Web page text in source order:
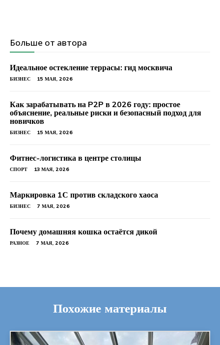
Больше от автора
Идеальное остекление террасы: гид москвича
БИЗНЕС 15 МАЯ, 2026
Как зарабатывать на P2P в 2026 году: простое
объяснение, реальные риски и безопасный подход для
новичков
БИЗНЕС 15 МАЯ, 2026
Фитнес-логистика в центре столицы
СПОРТ 13 МАЯ, 2026
Маркировка 1С против складского хаоса
БИЗНЕС 7 МАЯ, 2026
Почему домашняя кошка остаётся дикой
РАЗНОЕ 7 МАЯ, 2026
Похожие материалы